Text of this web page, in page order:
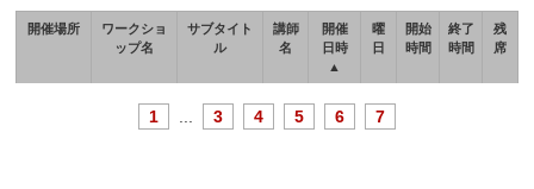
開催場所
ワークショ
ップ名
サブタイト
ル
講師
名
開催
日時
▲
曜
日
開始
時間
終了
時間
残
席
1 3 4 5 6 7